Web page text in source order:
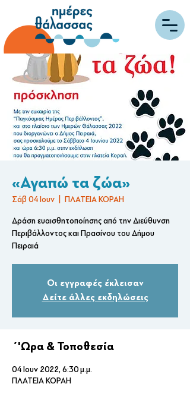
«Αγαπώ τα ζώα»
Σάβ 04 Ιουν ΠΛΑΤΕΙΑ ΚΟΡΑΗ
Δράση ευαισθητοποίησης από την Διεύθυνση
Περιβάλλοντος και Πρασίνου του Δήμου
Πειραιά
Οι εγγραφές έκλεισαν
Δείτε άλλες εκδηλώσεις
΄'Ωρα & Τοποθεσία
04 Ιουν 2022, 6:30 μ.μ.
ΠΛΑΤΕΙΑ ΚΟΡΑΗ